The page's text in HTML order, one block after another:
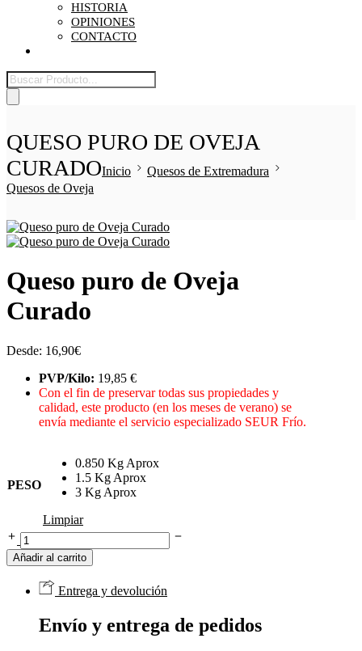
HISTORIA
OPINIONES
CONTACTO
Búsqueda
de
productos
QUESO PURO DE OVEJA
CURADOInicio
Quesos de Extremadura
Quesos de Oveja
Queso puro de Oveja
Curado
Desde: 16,90€
PVP/Kilo: 19,85 €
Con el fin de preservar todas sus propiedades y
calidad, este producto (en los meses de verano) se
envía mediante el servicio especializado SEUR Frío.
PESO
0.850 Kg Aprox
1.5 Kg Aprox
3 Kg Aprox
Limpiar
Queso
puro
de
Curado
Añadir al carrito
Entrega y devolución
Envío y entrega de pedidos